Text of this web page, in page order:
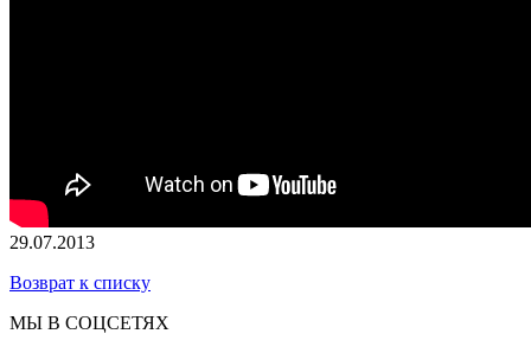
29.07.2013
Возврат к списку
МЫ В СОЦСЕТЯХ